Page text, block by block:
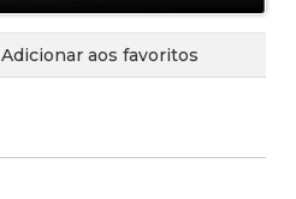
Adicionar aos favoritos